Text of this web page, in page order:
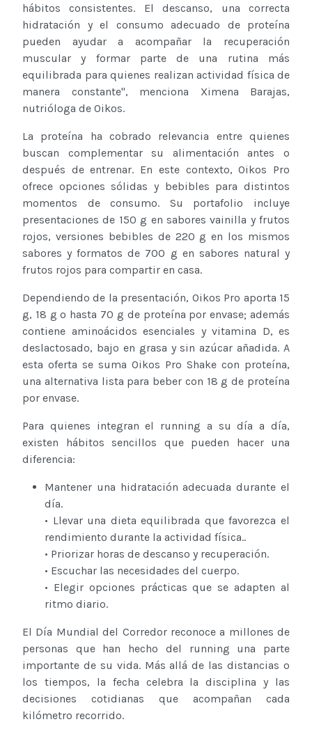
hábitos consistentes. El descanso, una correcta
hidratación y el consumo adecuado de proteína
pueden ayudar a acompañar la recuperación
muscular y formar parte de una rutina más
equilibrada para quienes realizan actividad física de
manera constante", menciona Ximena Barajas,
nutrióloga de Oikos.
La proteína ha cobrado relevancia entre quienes
buscan complementar su alimentación antes o
después de entrenar. En este contexto, Oikos Pro
ofrece opciones sólidas y bebibles para distintos
momentos de consumo. Su portafolio incluye
presentaciones de 150 g en sabores vainilla y frutos
rojos, versiones bebibles de 220 g en los mismos
sabores y formatos de 700 g en sabores natural y
frutos rojos para compartir en casa.
Dependiendo de la presentación, Oikos Pro aporta 15
g, 18 g o hasta 70 g de proteína por envase; además
contiene aminoácidos esenciales y vitamina D, es
deslactosado, bajo en grasa y sin azúcar añadida. A
esta oferta se suma Oikos Pro Shake con proteína,
una alternativa lista para beber con 18 g de proteína
por envase.
Para quienes integran el running a su día a día,
existen hábitos sencillos que pueden hacer una
diferencia:
Mantener una hidratación adecuada durante el
día.
• Llevar una dieta equilibrada que favorezca el
rendimiento durante la actividad física..
• Priorizar horas de descanso y recuperación.
• Escuchar las necesidades del cuerpo.
• Elegir opciones prácticas que se adapten al
ritmo diario.
El Día Mundial del Corredor reconoce a millones de
personas que han hecho del running una parte
importante de su vida. Más allá de las distancias o
los tiempos, la fecha celebra la disciplina y las
decisiones cotidianas que acompañan cada
kilómetro recorrido.